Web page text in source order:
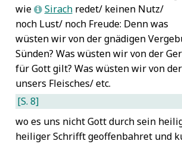
wie L Sirachredet/ keinen Nutz/
noch Lust/ noch Freude: Denn was
wüsten wir von der gnädigen
Sünden? Was wüsten wir von der
für Gott gilt? Was wüsten wir von
unsers Fleisches/ etc.
[S. 8]
wo es uns nicht Gott durch sein
heiliger Schrifft geoffenbahret und